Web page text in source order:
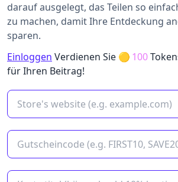
darauf ausgelegt, das Teilen so
zu machen, damit Ihre Entdeckung
sparen.
Einloggen Verdienen Sie 100
für Ihren Beitrag!